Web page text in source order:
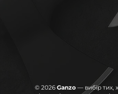
© 2026Ganzo — вибір тих,